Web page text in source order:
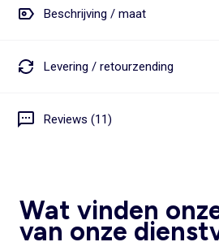
Beschrijving / maat
Levering / retourzending
Reviews (11)
Wat vinden
van onze